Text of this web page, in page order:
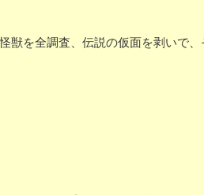
獣を全調査、伝説の仮面を剥いで